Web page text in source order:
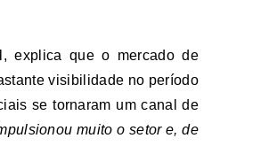
explica que o mercado de
visibilidade no período
se tornaram um canal de
muito o setor e, de